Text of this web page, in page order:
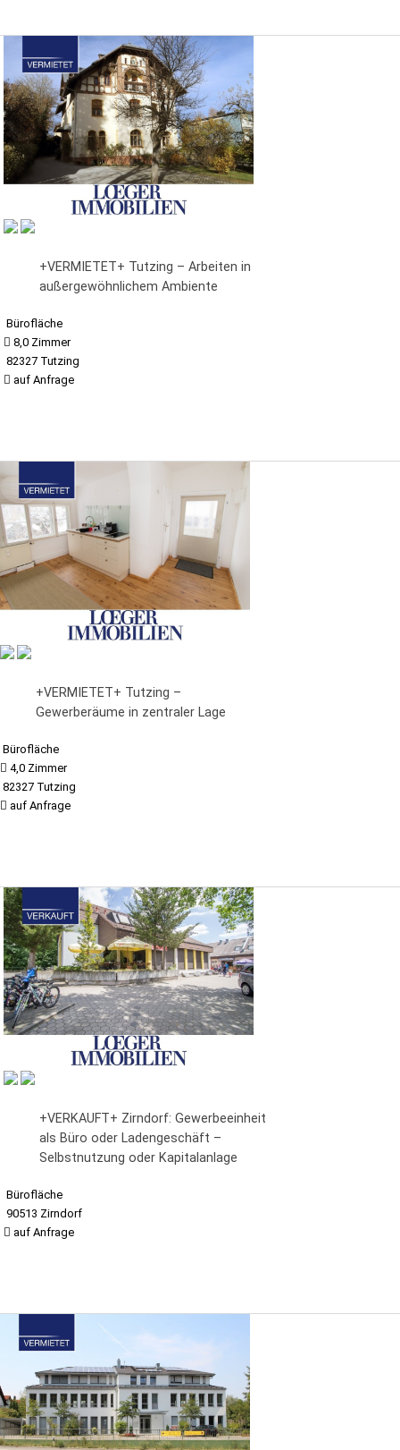
+VERMIETET+ Tutzing – Arbeiten in
außergewöhnlichem Ambiente
Bürofläche
8,0 Zimmer
82327 Tutzing
auf Anfrage
+VERMIETET+ Tutzing –
Gewerberäume in zentraler Lage
Bürofläche
4,0 Zimmer
82327 Tutzing
auf Anfrage
+VERKAUFT+ Zirndorf: Gewerbeeinheit
als Büro oder Ladengeschäft –
Selbstnutzung oder Kapitalanlage
Bürofläche
90513 Zirndorf
auf Anfrage